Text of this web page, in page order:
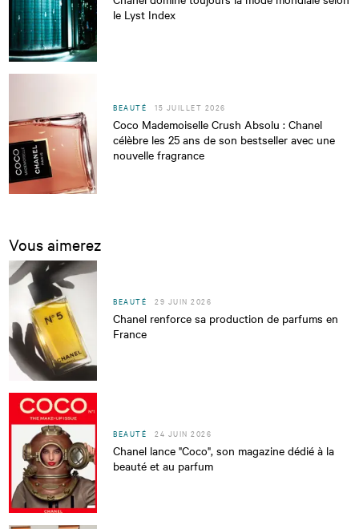
le Lyst Index
BEAUTÉ 15 JUILLET 2026
Coco Mademoiselle Crush Absolu : Chanel
célèbre les 25 ans de son bestseller avec une
nouvelle fragrance
Vous aimerez
BEAUTÉ 29 JUIN 2026
Chanel renforce sa production de parfums en
France
BEAUTÉ 24 JUIN 2026
Chanel lance "Coco", son magazine dédié à la
beauté et au parfum